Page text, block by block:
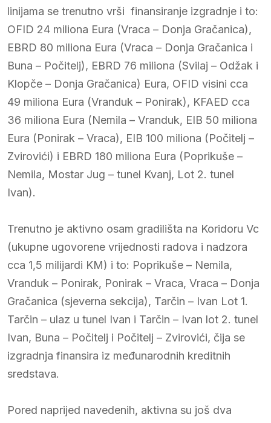
linijama se trenutno vrši finansiranje izgradnje i to:
OFID 24 miliona Eura (Vraca – Donja Gračanica),
EBRD 80 miliona Eura (Vraca – Donja Gračanica i
Buna – Počitelj), EBRD 76 miliona (Svilaj – Odžak i
Klopče – Donja Gračanica) Eura, OFID visini cca
49 miliona Eura (Vranduk – Ponirak), KFAED cca
36 miliona Eura (Nemila – Vranduk, EIB 50 miliona
Eura (Ponirak – Vraca), EIB 100 miliona (Počitelj –
Zvirovići) i EBRD 180 miliona Eura (Poprikuše –
Nemila, Mostar Jug – tunel Kvanj, Lot 2. tunel
Ivan).
Trenutno je aktivno osam gradilišta na Koridoru Vc
(ukupne ugovorene vrijednosti radova i nadzora
cca 1,5 milijardi KM) i to: Poprikuše – Nemila,
Vranduk – Ponirak, Ponirak – Vraca, Vraca – Donja
Gračanica (sjeverna sekcija), Tarčin – Ivan Lot 1.
Tarčin – ulaz u tunel Ivan i Tarčin – Ivan lot 2. tunel
Ivan, Buna – Počitelj i Počitelj – Zvirovići, čija se
izgradnja finansira iz međunarodnih kreditnih
sredstava.
Pored naprijed navedenih, aktivna su još dva